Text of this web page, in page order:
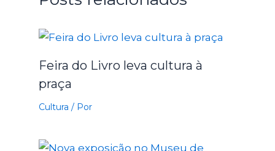
Feira do Livro leva cultura à
praça
Cultura / Por